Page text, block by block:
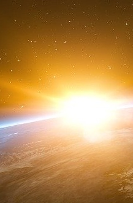
Lorigo s’est
de
Ng à porter plainte,
défendu avec
: « Maman va
de l’hôpital et
la fille de Mr
a fait une
tentatives de sevrer
heures de
», m’a-t-elle dit